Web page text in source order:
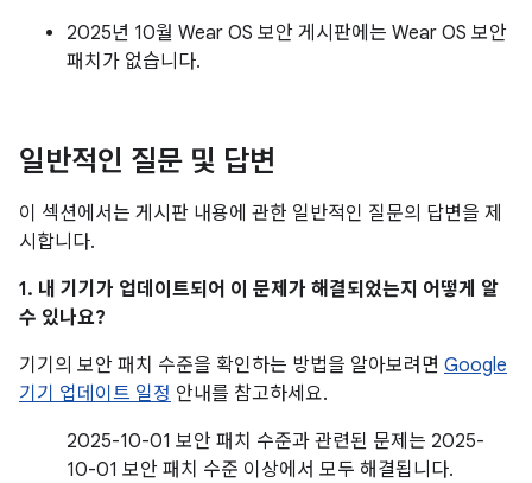
2025년 10월 Wear OS 보안 게시판에는 Wear OS 보안
패치가 없습니다.
일반적인 질문 및 답변
이 섹션에서는 게시판 내용에 관한 일반적인 질문의 답변을 제
시합니다.
1. 내 기기가 업데이트되어 이 문제가 해결되었는지 어떻게 알
수 있나요?
기기의 보안 패치 수준을 확인하는 방법을 알아보려면 Google
기기 업데이트 일정 안내를 참고하세요.
2025-10-01 보안 패치 수준과 관련된 문제는 2025-
10-01 보안 패치 수준 이상에서 모두 해결됩니다.